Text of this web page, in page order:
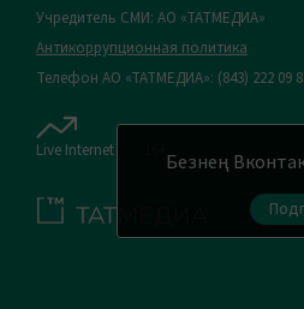
Безнең
Учредитель СМИ: АО «ТАТМЕДИА»
Антикоррупционная политика
Телефон АО «ТАТМЕДИА»: (843) 222 09
Live Internet